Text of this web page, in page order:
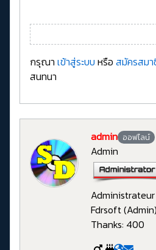
กรุณา เข้าสู่ระบบ หรือ สมัครสมา
สนทนา
admin ออฟไลน์
Admin
Administrateur
Fdrsoft (Admin)
Thanks: 400